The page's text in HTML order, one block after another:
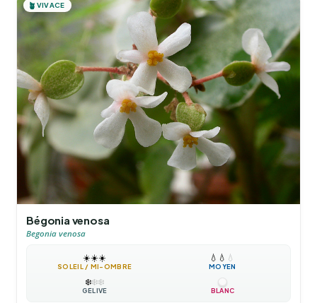
🪴 VIVACE
Bégonia venosa
Begonia venosa
☀️☀️☀️
SOLEIL / MI-OMBRE
💧 💧 💧
MOYEN
❄️❄️❄️
GÉLIVE BLANC